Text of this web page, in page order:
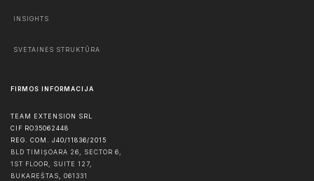
INSIGHTS
SVETAINĖS STRUKTŪRA
FIRMOS INFORMACIJA
TEAM EXTENSION SRL
CIF RO35062448
REG. COM. J40/11836/2015
BLD TIMIȘOARA 26, SECTOR 6,
1ST FLOOR, SUITE 127,
BUKAREŠTAS, 061331